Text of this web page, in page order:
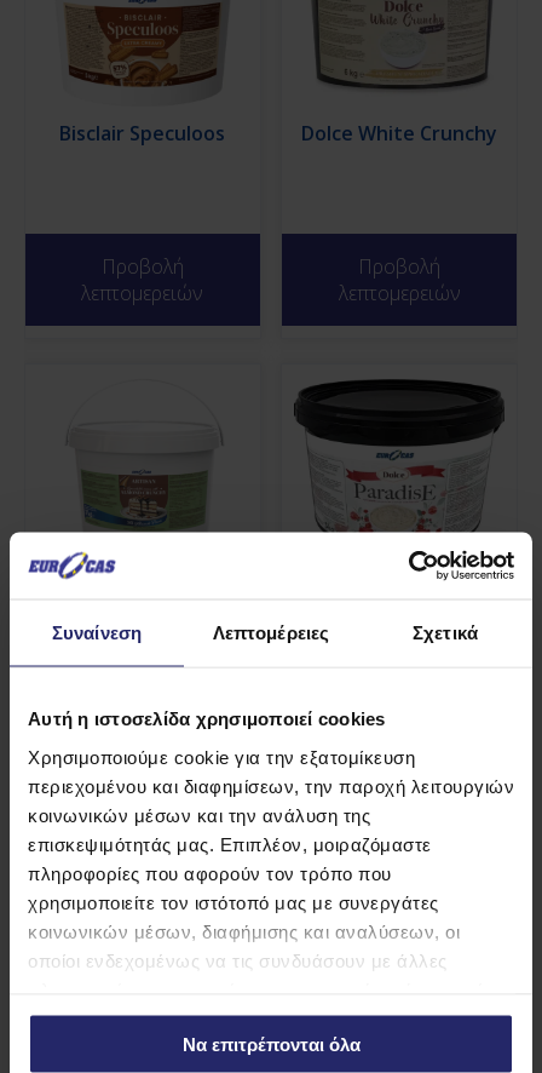
Συναίνεση Λεπτομέρειες Σχετικά
Αυτή η ιστοσελίδα χρησιμοποιεί cookies
Χρησιμοποιούμε cookie για την εξατομίκευση
περιεχομένου και διαφημίσεων, την παροχή λειτουργιών
κοινωνικών μέσων και την ανάλυση της
επισκεψιμότητάς μας. Επιπλέον, μοιραζόμαστε
πληροφορίες που αφορούν τον τρόπο που
χρησιμοποιείτε τον ιστότοπό μας με συνεργάτες
κοινωνικών μέσων, διαφήμισης και αναλύσεων, οι
οποίοι ενδεχομένως να τις συνδυάσουν με άλλες
έχουν συλλέξει σε σχέση με την από μέρους σας χρήση
των υπηρεσιών τους.Να επιτρέπονται όλα
Bisclair Speculoos
Προβολή
λεπτομερειών
Dolce White Crunchy
Προβολή
λεπτομερειών
Artisan Almond
Προβολή
Dolce Paradise
Προβολή
Μάθετε περισσότερα για
Dolce Pistachio